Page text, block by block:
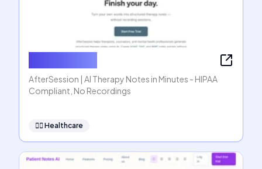
AfterSession | AI Therapy Notes in Minutes - HIPAA
Compliant, No Recordings
👩‍⚕️ Healthcare